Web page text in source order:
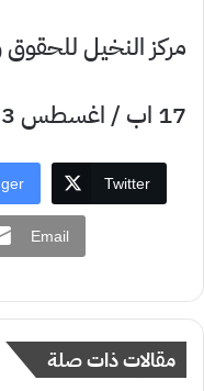
مركز النخيل
17 اب / اغسطس 2023
Twitter
Email
مقالات ذات صلة